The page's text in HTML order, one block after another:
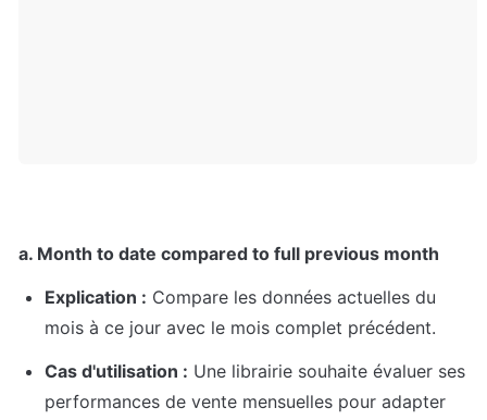
a. Month to date compared to full previous month
Explication : Compare les données actuelles du
mois à ce jour avec le mois complet précédent.
Cas d'utilisation : Une librairie souhaite évaluer ses
performances de vente mensuelles pour adapter